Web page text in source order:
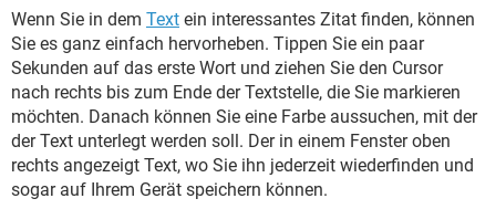
Wenn Sie in dem Text ein interessantes Zitat finden, können
Sie es ganz einfach hervorheben. Tippen Sie ein paar
Sekunden auf das erste Wort und ziehen Sie den Cursor
nach rechts bis zum Ende der Textstelle, die Sie markieren
möchten. Danach können Sie eine Farbe aussuchen, mit der
der Text unterlegt werden soll. Der in einem Fenster oben
rechts angezeigt Text, wo Sie ihn jederzeit wiederfinden und
sogar auf Ihrem Gerät speichern können.